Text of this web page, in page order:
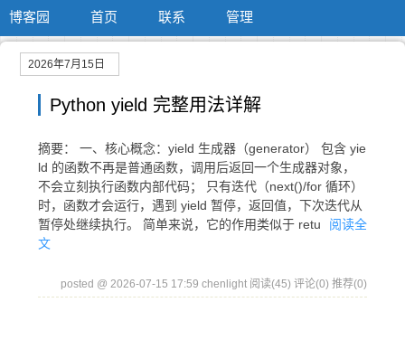
博客园 首页 联系 管理
2026年7月15日
Python yield 完整用法详解
摘要： 一、核心概念：yield 生成器（generator） 包含 yie
ld 的函数不再是普通函数，调用后返回一个生成器对象，
不会立刻执行函数内部代码； 只有迭代（next()/for 循环）
时，函数才会运行，遇到 yield 暂停，返回值，下次迭代从
暂停处继续执行。 简单来说，它的作用类似于 retu
阅读全
文
posted @ 2026-07-15 17:59 chenlight 阅读(45) 评论(0) 推荐(0)